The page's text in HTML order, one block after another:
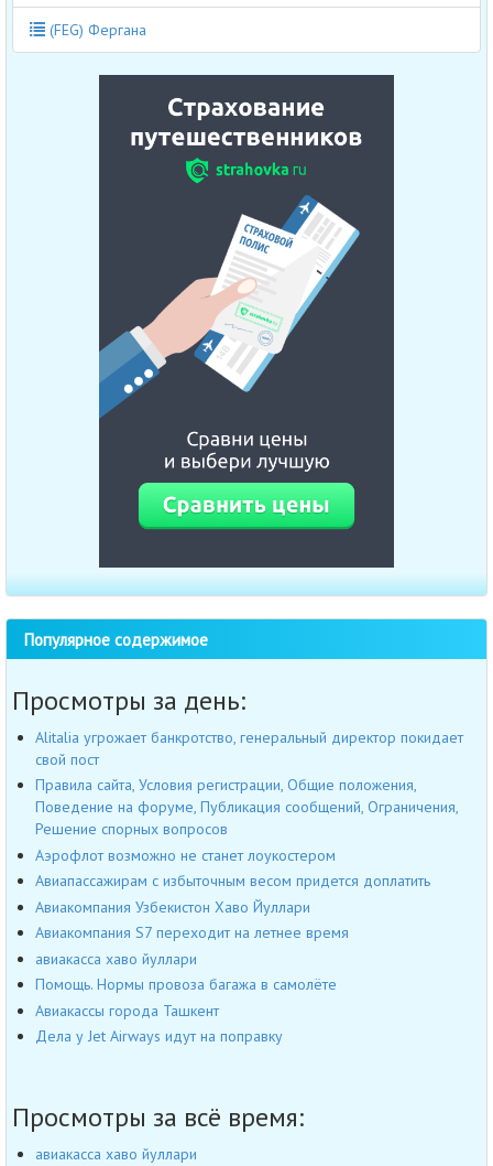
(FEG) Фергана
Популярное содержимое
Просмотры за день:
Alitalia угрожает банкротство, генеральный директор покидает
свой пост
Правила сайта, Условия регистрации, Общие положения,
Поведение на форуме, Публикация сообщений, Ограничения,
Решение спорных вопросов
Аэрофлот возможно не станет лоукостером
Авиапассажирам с избыточным весом придется доплатить
Авиакомпания Узбекистон Хаво Йуллари
Авиакомпания S7 переходит на летнее время
авиакасса хаво йуллари
Помощь. Нормы провоза багажа в самолёте
Авиакассы города Ташкент
Дела у Jet Airways идут на поправку
Просмотры за всё время:
авиакасса хаво йуллари